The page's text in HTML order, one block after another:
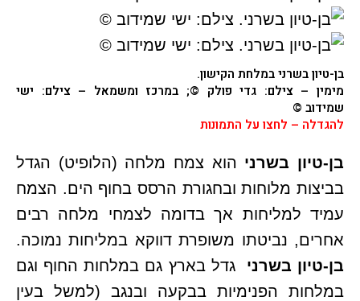
בן-טיון בשרניבמלחת הקישון.
מימין – צילם: גדי פולק ©; במרכז ומשמאל – צילם: ישי
שמידוב ©
להגדלה – לחצו על התמונות
בן-טיון בשרני הוא צמח מלחה (הלופיט) הגדל
בביצות מלוחות ובחגורת הרסס בחוף הים. הצמח
עמיד למליחות אך בדומה לצמחי מלחה רבים
אחרים, נביטתו משופרת דווקא במליחות נמוכה.
בן-טיון בשרני גדל בארץ גם במלחות החוף וגם
במלחות הפנימיות בבקעה ובנגב (למשל בעין